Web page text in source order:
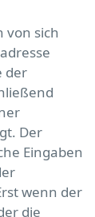
von sich
der
Der
Eingaben
wenn der
die